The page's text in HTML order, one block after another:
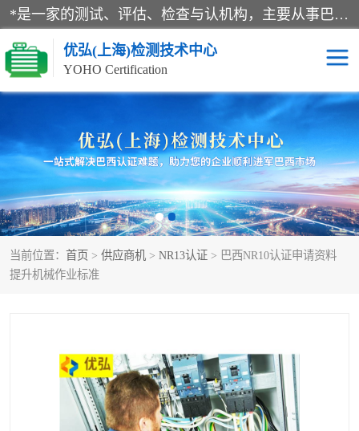
*是一家的测试、评估、检查与认机构，主要从事巴西NR10认证、NR12认证、NR13认证；ANATEL认证、INMTRO认证，欧盟CE认证：MD认证，PED认证，MID认证，ATEX认证，德国蓝色天使认证。
优弘(上海)检测技术中心
YOHO Certification
当前位置： 首页 > 供应商机 > NR13认证 > 巴西NR10认证申请资料
提升机械作业标准
RECYCLASS认证 NR10认证
NR12认证 NR13认证
ART认证 巴西NR认证
巴西认证 RETIE认证